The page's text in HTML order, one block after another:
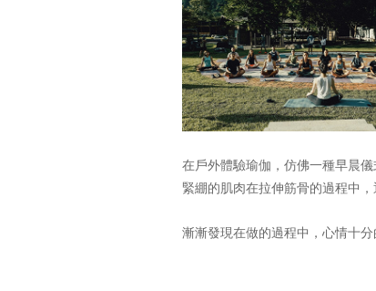
在戶外體驗瑜伽，仿佛一種早晨
緊綳的肌肉在拉伸筋骨的過程中，
漸漸發現在做的過程中，心情十